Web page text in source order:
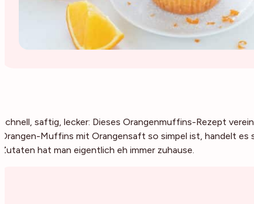
Schnell, saftig, lecker: Dieses Orangenmuffins-Rezept
Orangen-Muffins mit Orangensaft so simpel ist, handelt
Zutaten hat man eigentlich eh immer zuhause.